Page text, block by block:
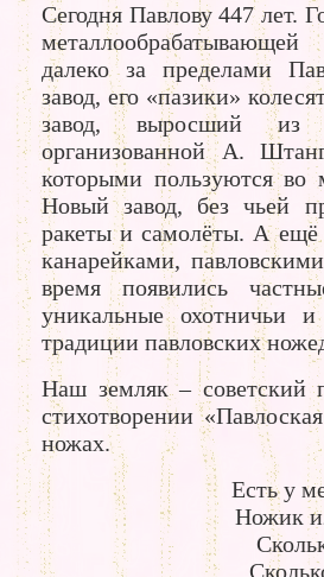
Сегодня Павлову 447 лет.
далеко за пределами
завод, его «пазики»
завод, выросший из
организованной А.
которыми пользуются во
Новый завод, без чьей
ракеты и самолёты. А ещё
канарейками,
время появились
уникальные охотничьи
традиции павловских
Наш земляк – советский
стихотворении
ножах.
Есть у
Ножик